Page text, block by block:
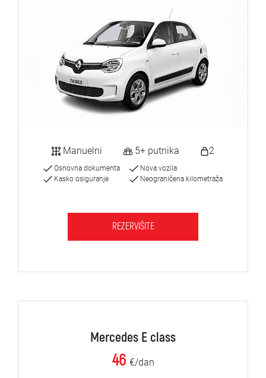
Manuelni 5+ putnika 2
Osnovna dokumenta
Kasko osiguranje
Nova vozila
Neograničena kilometraža
REZERVIŠITE
Mercedes E class
46 €/dan